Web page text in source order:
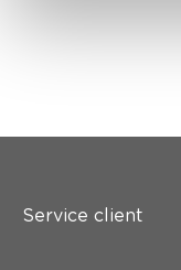
Service client